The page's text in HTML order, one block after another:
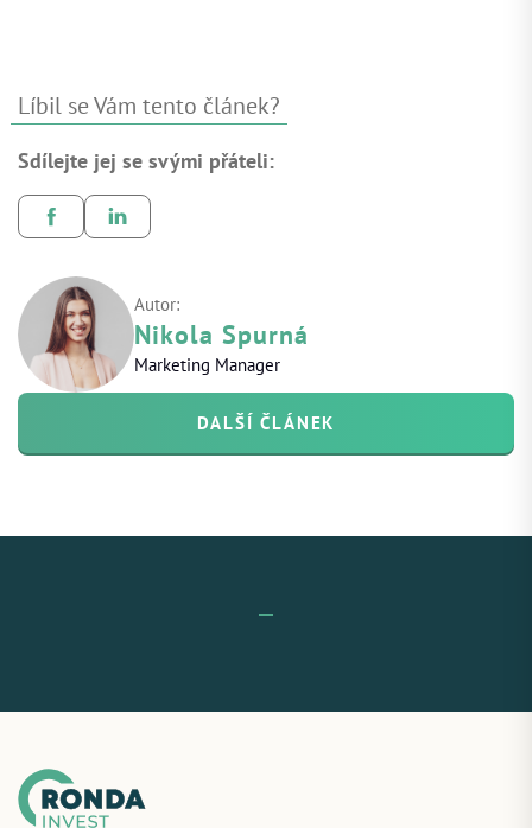
Líbil se Vám tento článek?
Sdílejte jej se svými přáteli:
DALŠÍ ČLÁNEK
Autor:
Nikola Spurná
Marketing Manager